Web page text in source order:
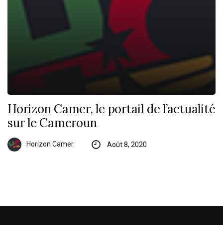
Horizon Camer, le portail de l’actualité
sur le Cameroun
Horizon Camer Août 8, 2020